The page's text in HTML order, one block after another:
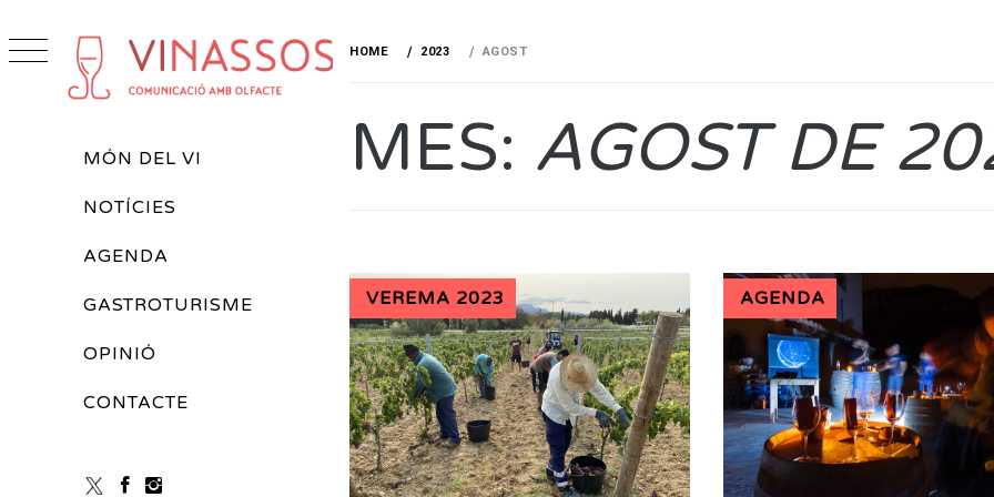
Primary
MÓN DEL VI
NOTÍCIES
AGENDA
GASTROTURISME
OPINIÓ
CONTACTE
to
content
HOME 2023 AGOST
MES: AGOST DE
VEREMA 2023 AGENDA